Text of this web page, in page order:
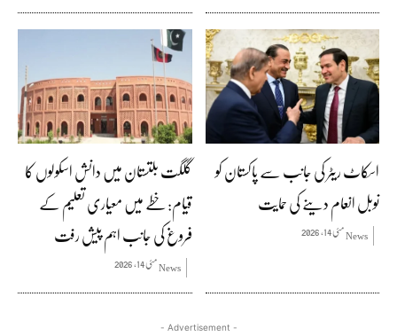
اسکاٹ ریٹر کی جانب سے پاکستان کو
نوبل انعام دینے کی حمایت
Newsمئی 14, 2026
گلگت بلتستان میں دانش اسکولوں کا
قیام: خطے میں معیاری تعلیم کے
فروغ کی جانب اہم پیش رفت
Newsمئی 14, 2026
- Advertisement -